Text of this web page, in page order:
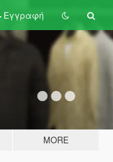
Εγγραφή
MORE